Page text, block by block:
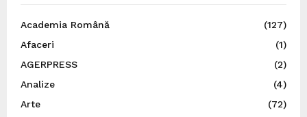
Academia Română
(127)
Afaceri
(1)
AGERPRESS
(2)
Analize
(4)
Arte
(72)